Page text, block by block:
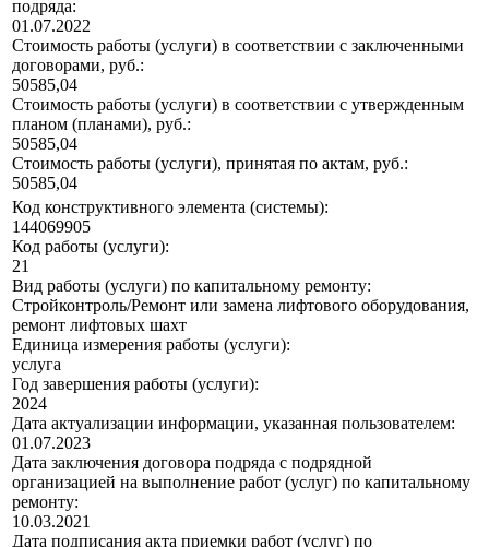
подряда:
01.07.2022
Стоимость работы (услуги) в соответствии с заключенными
договорами, руб.:
50585,04
Стоимость работы (услуги) в соответствии с утвержденным
планом (планами), руб.:
50585,04
Стоимость работы (услуги), принятая по актам, руб.:
50585,04
Код конструктивного элемента (системы):
144069905
Код работы (услуги):
21
Вид работы (услуги) по капитальному ремонту:
Стройконтроль/Ремонт или замена лифтового оборудования,
ремонт лифтовых шахт
Единица измерения работы (услуги):
услуга
Год завершения работы (услуги):
2024
Дата актуализации информации, указанная пользователем:
01.07.2023
Дата заключения договора подряда с подрядной
организацией на выполнение работ (услуг) по капитальному
ремонту:
10.03.2021
Дата подписания акта приемки работ (услуг) по